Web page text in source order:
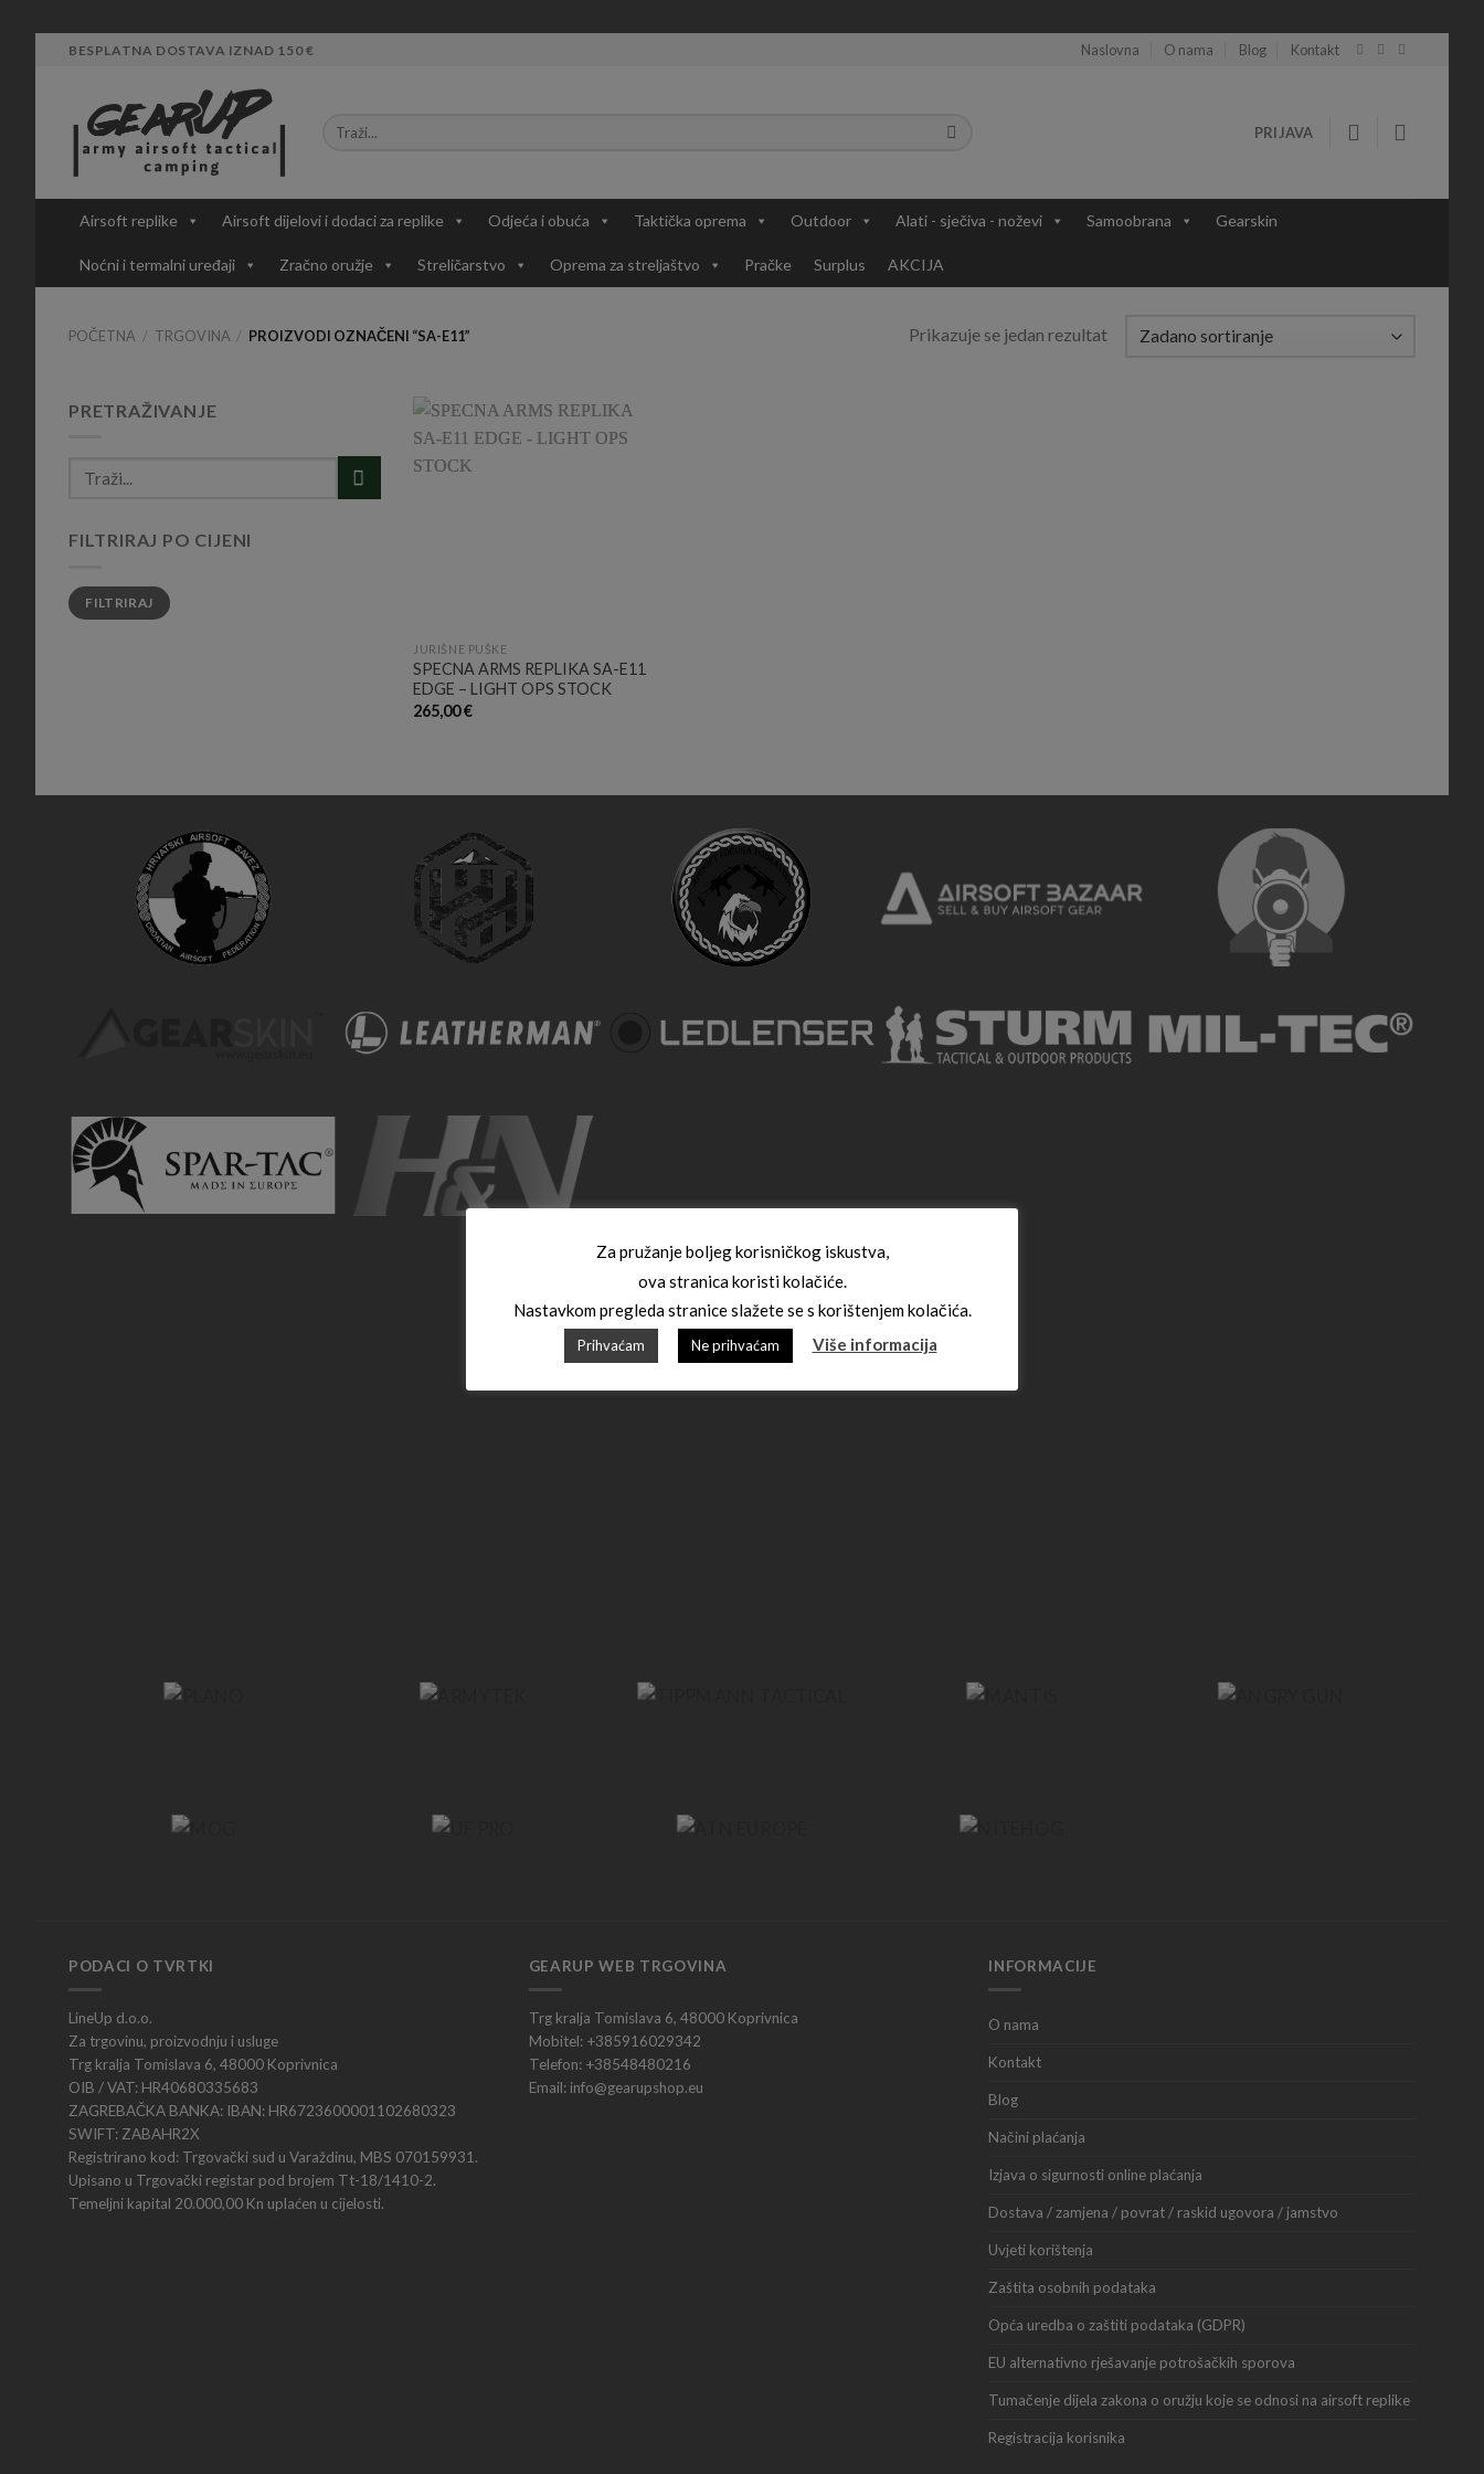
BESPLATNA DOSTAVA IZNAD 150 € Naslovna O nama Blog Kontakt
PRIJAVA
Airsoft replike Airsoft dijelovi i dodaci za replike Odjeća i obuća Taktička oprema Outdoor Alati - sječiva - noževi Samoobrana Gearskin
Noćni i termalni uređaji Zračno oružje Streličarstvo Oprema za streljaštvo Pračke Surplus AKCIJA
POČETNA / TRGOVINA / PROIZVODI OZNAČENI “SA-E11” Prikazuje se jedan rezultat
PRETRAŽIVANJE
FILTRIRAJ PO CIJENI
Min
cijena
Maks
cijenaFILTRIRAJ
JURIŠNE PUŠKE
SPECNA ARMS REPLIKA SA-E11
EDGE – LIGHT OPS STOCK
265,00€
PODACI O TVRTKI
LineUp d.o.o.
Za trgovinu, proizvodnju i usluge
Trg kralja Tomislava 6, 48000 Koprivnica
OIB / VAT: HR40680335683
ZAGREBAČKA BANKA: IBAN: HR6723600001102680323
SWIFT: ZABAHR2X
Registrirano kod: Trgovački sud u Varaždinu, MBS 070159931.
Upisano u Trgovački registar pod brojem Tt-18/1410-2.
Temeljni kapital 20.000,00 Kn uplaćen u cijelosti.
GEARUP WEB TRGOVINA
Trg kralja Tomislava 6, 48000 Koprivnica
Mobitel: +385916029342
Telefon: +38548480216
Email: info@gearupshop.eu
INFORMACIJE
O nama
Kontakt
Blog
Načini plaćanja
Izjava o sigurnosti online plaćanja
Dostava / zamjena / povrat / raskid ugovora / jamstvo
Uvjeti korištenja
Zaštita osobnih podataka
Opća uredba o zaštiti podataka (GDPR)
EU alternativno rješavanje potrošačkih sporova
Tumačenje dijela zakona o oružju koje se odnosi na airsoft replike
Registracija korisnika
Za pružanje boljeg korisničkog iskustva,
ova stranica koristi kolačiće.
Nastavkom pregleda stranice slažete se s korištenjem kolačića.
Prihvaćam Ne prihvaćam Više informacija